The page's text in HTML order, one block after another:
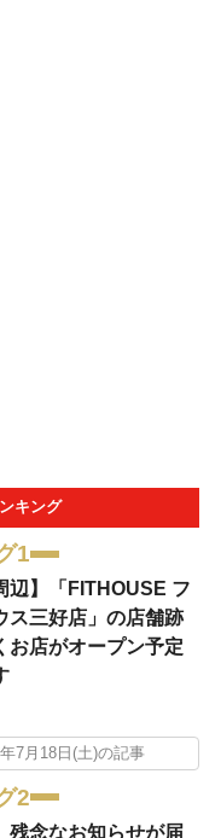
キング
1
辺】「FITHOUSE フ
ス三好店」の店舗跡
お店がオープン予定
7月18日(土)の記事
2
残念なお知らせが届